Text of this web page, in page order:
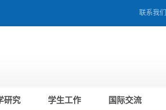
联系我们
研究 学生工作 国际交流